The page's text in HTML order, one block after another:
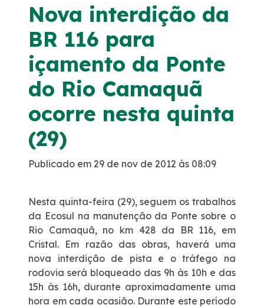
Notícias
Noticias
Podcasts
Sustentabilidade
Compromissos Voluntários ESG
Política de Gestão Integrada
Certificações
Atendimento
Nova interdição da
BR 116 para
içamento da Ponte
do Rio Camaquã
ocorre nesta quinta
(29)
Publicado em 29 de nov de 2012 às 08:09
Nesta quinta-feira (29), seguem os trabalhos
da Ecosul na manutenção da Ponte sobre o
Rio Camaquã, no km 428 da BR 116, em
Cristal. Em razão das obras, haverá uma
nova interdição de pista e o tráfego na
rodovia será bloqueado das 9h às 10h e das
15h às 16h, durante aproximadamente uma
hora em cada ocasião. Durante este período